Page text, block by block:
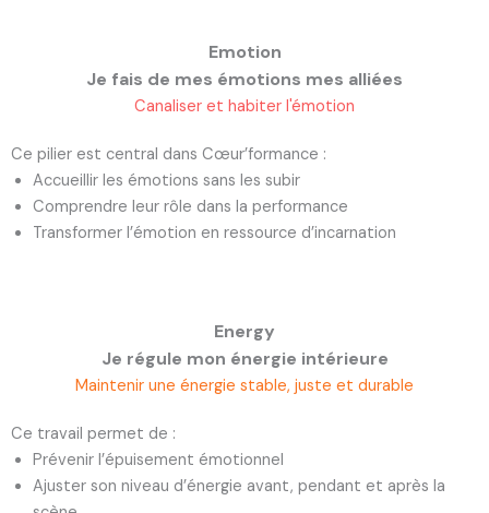
Emotion
Je fais de mes émotions mes alliées
Canaliser et habiter l'émotion
Ce pilier est central dans Cœur’formance :
Accueillir les émotions sans les subir
Comprendre leur rôle dans la performance
Transformer l’émotion en ressource d’incarnation
Energy
Je régule mon énergie intérieure
Maintenir une énergie stable, juste et durable
Ce travail permet de :
Prévenir l’épuisement émotionnel
Ajuster son niveau d’énergie avant, pendant et après la